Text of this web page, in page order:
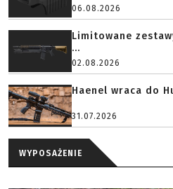
06.08.2026
Limitowane
...
02.08.2026
Haenel wraca do
31.07.2026
WYPOSAŻENIE